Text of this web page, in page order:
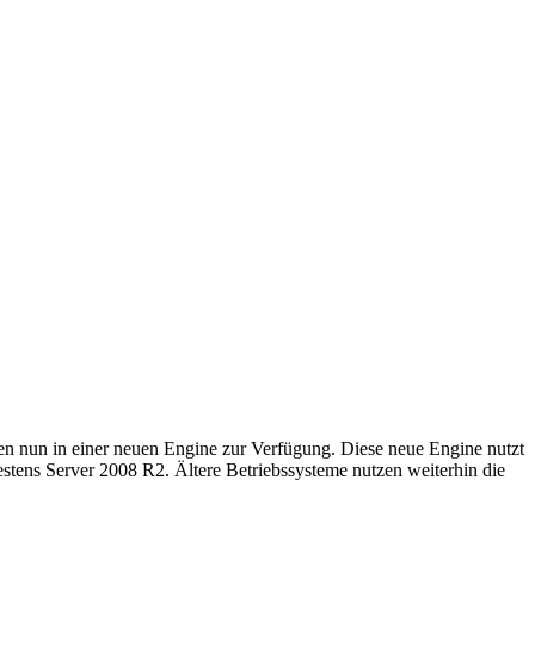
nun in einer neuen Engine zur Verfügung. Diese neue Engine nutzt
Server 2008 R2. Ältere Betriebssysteme nutzen weiterhin die